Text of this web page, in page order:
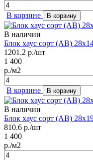
В корзине В корзину
В наличии
Блок хаус сорт (AB)
1201.2 р./шт
1 400
р./м2
В корзине В корзину
В наличии
Блок хаус сорт (AB)
810.6 р./шт
1 400
р./м2